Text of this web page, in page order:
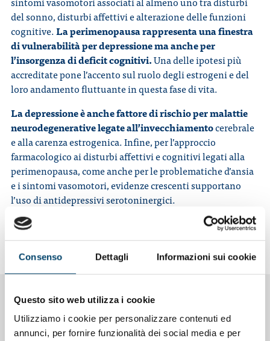
Consenso Dettagli Informazioni sui cookie
Questo sito web utilizza i cookie
Utilizziamo i cookie per personalizzare contenuti ed
annunci, per fornire funzionalità dei social media e per
del sonno, disturbi affettivi e alterazione delle funzioni
cognitive.La perimenopausa rappresenta una finestra
di vulnerabilità per depressione ma anche per
l’insorgenza di deficit cognitivi.Una delle ipotesi più
accreditate pone l’accento sul ruolo degli estrogeni e del
loro andamento fluttuante in questa fase di vita.
La depressione è anche fattore di rischio per malattie
neurodegenerative legate all’invecchiamentocerebrale
e alla carenza estrogenica. Infine, per l’approccio
farmacologico ai disturbi affettivi e cognitivi legati alla
perimenopausa, come anche per le problematiche d’ansia
e i sintomi vasomotori, evidenze crescenti supportano
l’uso di antidepressivi serotoninergici.
Per leggere l’articolo completo sull’ultimo numero
dell’Italian Journal of Gender- Specific Medicine clicca
qui
NOTIZIE CORRELATE